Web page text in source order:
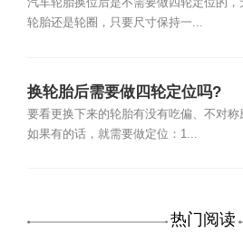
汽车轮胎换位后是不需要做四轮定位的，
轮胎还是轮圈，只要尺寸保持一...
换轮胎后需要做四轮定位吗?
要看更换下来的轮胎有没有吃偏、不对称
如果有的话，就需要做定位：1...
热门阅读